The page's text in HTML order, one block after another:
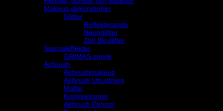
Makeup dekorationer
Glitter
Reflekterande
Neonglitter
Ztirl Bioglitter
Specialeffekter
GRIMAS smink
Airbrush
Airbrushmakeup
Airbrush Utrustning
Mallar
Kompressorer
Airbrush Pennor